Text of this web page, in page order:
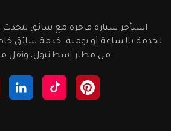
استأجر سيارة فاخرة مع سائق يتحدث
لخدمة بالساعة أو يومية. خدمة سائق
من مطار اسطنبول، ونقل من مطار صبيحة كوكجن.